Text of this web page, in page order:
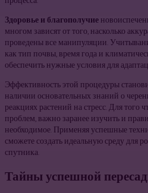
Здоровье и благополучие
многом зависят от того, насколько
проведены все манипуляции.
как тип почвы, время года и
обеспечить нужные условия для
Эффективность этой процедуры
наличии основательных знаний о
реакциях растений на стресс. Для
проблем, важно заранее изучить и
необходимое. Применяя успешные
сможете создать идеальную среду для
спутника.
Тайны успешной